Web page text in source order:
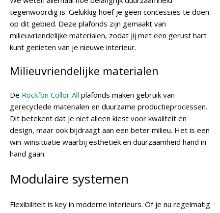
tegenwoordig is. Gelukkig hoef je geen concessies te doen
op dit gebied. Deze plafonds zijn gemaakt van
milieuvriendelijke materialen, zodat jij met een gerust hart
kunt genieten van je nieuwe interieur.
Milieuvriendelijke materialen
De Rockfon Collor All plafonds maken gebruik van
gerecyclede materialen en duurzame productieprocessen.
Dit betekent dat je niet alleen kiest voor kwaliteit en
design, maar ook bijdraagt aan een beter milieu. Het is een
win-winsituatie waarbij esthetiek en duurzaamheid hand in
hand gaan.
Modulaire systemen
Flexibiliteit is key in moderne interieurs. Of je nu regelmatig